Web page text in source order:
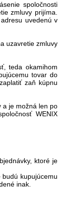
spoločnosti
zmluvy prijíma.
uvedenú v
uzavretie zmluvy
teda okamihom
tovar do
zaň kúpnu
a je možná len po
WENIX
ktoré je
kupujúcemu
inak.